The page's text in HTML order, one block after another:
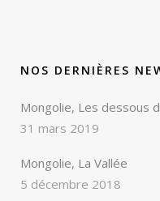
NOS DERNIÈRES
Mongolie, Les dessous
31 mars 2019
Mongolie, La Vallée
5 décembre 2018